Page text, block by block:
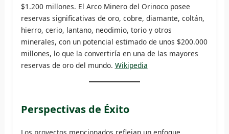
$1.200 millones. El Arco Minero del Orinoco posee
reservas significativas de oro, cobre, diamante, coltán,
hierro, cerio, lantano, neodimio, torio y otros
minerales, con un potencial estimado de unos $200.000
millones, lo que la convertiría en una de las mayores
reservas de oro del mundo. Wikipedia
Perspectivas de Éxito